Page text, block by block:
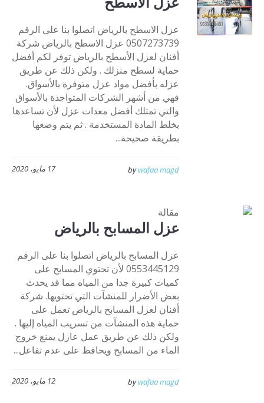
عزل الاسطح بالرياض اتصلوا بنا على الرقم
0507273739 عزل الاسطح بالرياض شركة
أفنان لعزل الأسطح بالرياض توفر لكم أفضل
حماية لسطح منزلك . ولكن ذلك عن طريق
عزله بأفضل مواد عزل متوفرة بالأسواق.
فهي من أشهر الشركات المتواجدة بالأسواق
والتي تمتلك أفضل معدات عزل لأن تساعدها
بخلط المادة المستخدمة . ثم يتم وضعها
بطريقة صحيحة...
17 مايو، 2020 bywafaa magd
مقالة
عزل المسابح بالرياض
عزل المسابح بالرياض اتصلوا بنا على الرقم
0553445129 لأن تحتوي المسابح على
كميات كبيرة جدا من المياه مما قد يحدث
بعض الأضرار للمنشآت التي تحتويها. شركة
أفنان لعزل المسابح بالرياض تعمل على
حماية هذه المنشآت من تسريب المياه إليها .
ولكن ذلك عن طريق عمل عازل يمنع خروج
الماء من المسابح ويحافظ على عدم تفاعل...
12 مايو، 2020 bywafaa magd